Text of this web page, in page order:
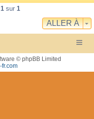
1sur 1
ALLER À
© phpBB Limited